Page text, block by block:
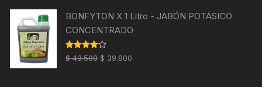
BONFYTON X 1 Litro - JABÓN POTÁSICO
CONCENTRADO
Valorado
con 4.00
$43.500 El
$ 39.800